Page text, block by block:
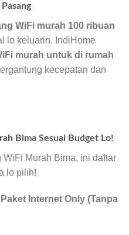
WiFi murah 100 ribuan
lo keluarin. IndiHome
murah untuk di rumah
kecepatan dan
Bima Sesuai Budget Lo!
Murah Bima, ini daftar
lo pilih!
Internet Only (Tanpa